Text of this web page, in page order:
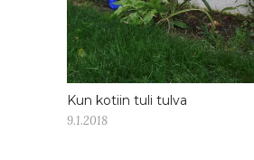
Kun kotiin tuli tulva
9.1.2018